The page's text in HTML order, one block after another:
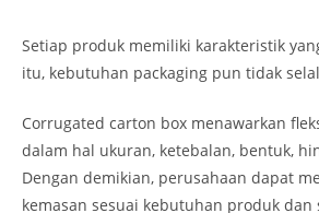
Setiap produk memiliki karakteristik
itu, kebutuhan packaging pun tidak
Corrugated carton box menawarkan
dalam hal ukuran, ketebalan, bentuk,
Dengan demikian, perusahaan dapat
kemasan sesuai kebutuhan produk